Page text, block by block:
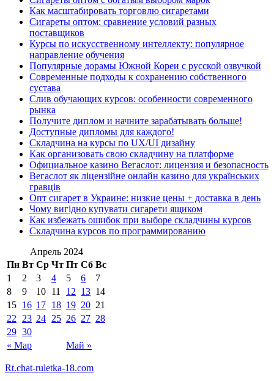
Как масштабировать торговлю сигаретами
Сигареты оптом: сравнение условий разных
поставщиков
Курсы по искусственному интеллекту: популярное
направление обучения
Популярные дорамы Южной Кореи с русской озвучкой
Современные подходы к сохранению собственного
сустава
Слив обучающих курсов: особенности современного
рынка
Получите диплом и начните зарабатывать больше!
Доступные дипломы для каждого!
Складчина на курсы по UX/UI дизайну
Как организовать свою складчину на платформе
Официальное казино Вегаслот: лицензия и безопасность
Вегаслот як ліцензійне онлайн казино для українських
гравців
Опт сигарет в Украине: низкие цены + доставка в день
Чому вигідно купувати сигарети ящиком
Как избежать ошибок при выборе складчины курсов
Складчина курсов по программированию
Апрель 2024
Пн Вт Ср Чт Пт Сб Вс
« Мар Май »
1 2 3 4 5 6
7
8
9 10 11 12 13 14
15 16 17 18 19 20 21
22
23 24 25 26 27 28
29 30
Rt.chat-ruletka-18.com